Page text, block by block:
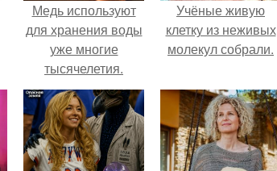
Медь используют
для хранения воды
уже многие
тысячелетия.
Учёные живую
клетку из неживых
молекул собрали.